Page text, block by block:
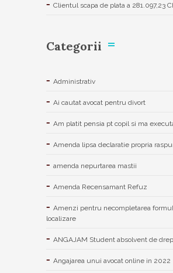
Clientul scapa de plata a 281.097,23
Categorii
Administrativ
Ai cautat avocat pentru divort
Am platit pensia pt copil si ma
Amenda lipsa declaratie propria
amenda nepurtarea mastii
Amenda Recensamant Refuz
Amenzi pentru necompletarea
localizare
ANGAJAM Student absolvent de
Angajarea unui avocat online in 2022